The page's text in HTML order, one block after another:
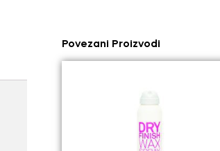
Povezani Proizvodi